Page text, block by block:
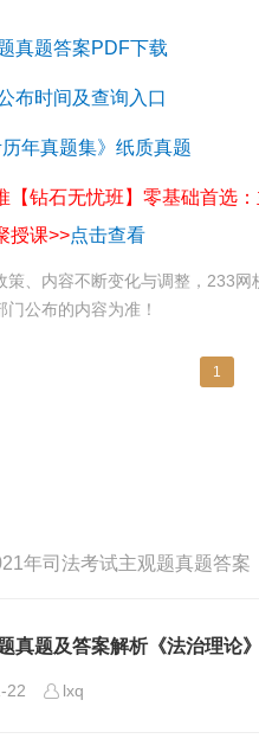
真题答案PDF下载
布时间及查询入口
年真题集》纸质真题
【钻石无忧班】零基础首选
授课>>点击查看
策、内容不断变化与调整，233
公布的内容为准！
1
年司法考试主观题真题答案
真题及答案解析《法治理论》
22 lxq